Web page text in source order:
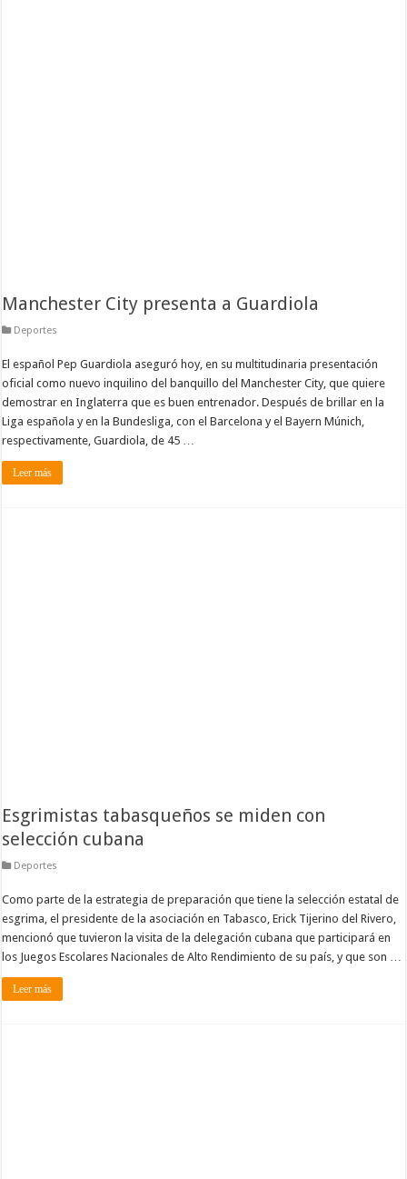
Manchester City presenta a Guardiola
Deportes
El español Pep Guardiola aseguró hoy, en su multitudinaria presentación
oficial como nuevo inquilino del banquillo del Manchester City, que quiere
demostrar en Inglaterra que es buen entrenador. Después de brillar en la
Liga española y en la Bundesliga, con el Barcelona y el Bayern Múnich,
respectivamente, Guardiola, de 45 …
Leer más
Esgrimistas tabasqueños se miden con
selección cubana
Deportes
Como parte de la estrategia de preparación que tiene la selección estatal de
esgrima, el presidente de la asociación en Tabasco, Erick Tijerino del Rivero,
mencionó que tuvieron la visita de la delegación cubana que participará en
los Juegos Escolares Nacionales de Alto Rendimiento de su país, y que son …
Leer más